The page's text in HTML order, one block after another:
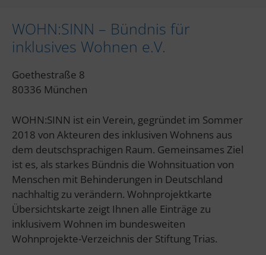
WOHN:SINN – Bündnis für
inklusives Wohnen e.V.
Goethestraße 8
80336 München
WOHN:SINN ist ein Verein, gegründet im Sommer
2018 von Akteuren des inklusiven Wohnens aus
dem deutschsprachigen Raum. Gemeinsames Ziel
ist es, als starkes Bündnis die Wohnsituation von
Menschen mit Behinderungen in Deutschland
nachhaltig zu verändern. Wohnprojektkarte
Übersichtskarte zeigt Ihnen alle Einträge zu
inklusivem Wohnen im bundesweiten
Wohnprojekte-Verzeichnis der Stiftung Trias.